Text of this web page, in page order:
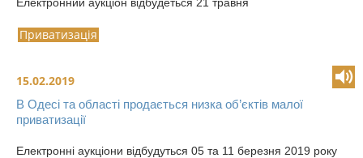
Приватизація
15.02.2019
В Одесі та області продається низка об’єктів малої
приватизації
Електронні аукціони відбудуться 05 та 11 березня 2019 року